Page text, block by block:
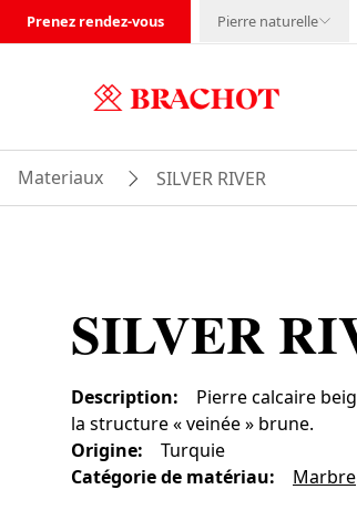
Prenez rendez-vous Pierre naturelle
Materiaux SILVER RIVER
SILVER
Description:
Pierre calcaire
la structure « veinée » brune.
Origine:
Turquie
Catégorie de matériau: Marbre